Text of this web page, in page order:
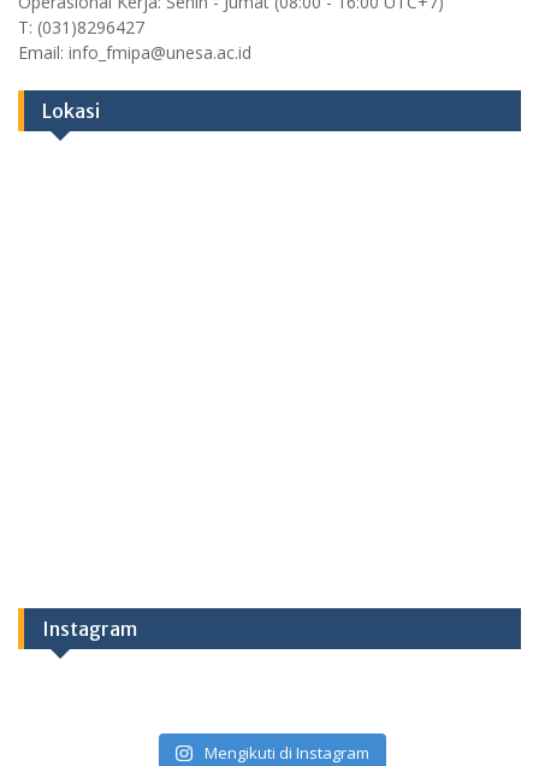
T: (031)8296427
Email: info_fmipa@unesa.ac.id
Lokasi
Instagram
Mengikuti di Instagram